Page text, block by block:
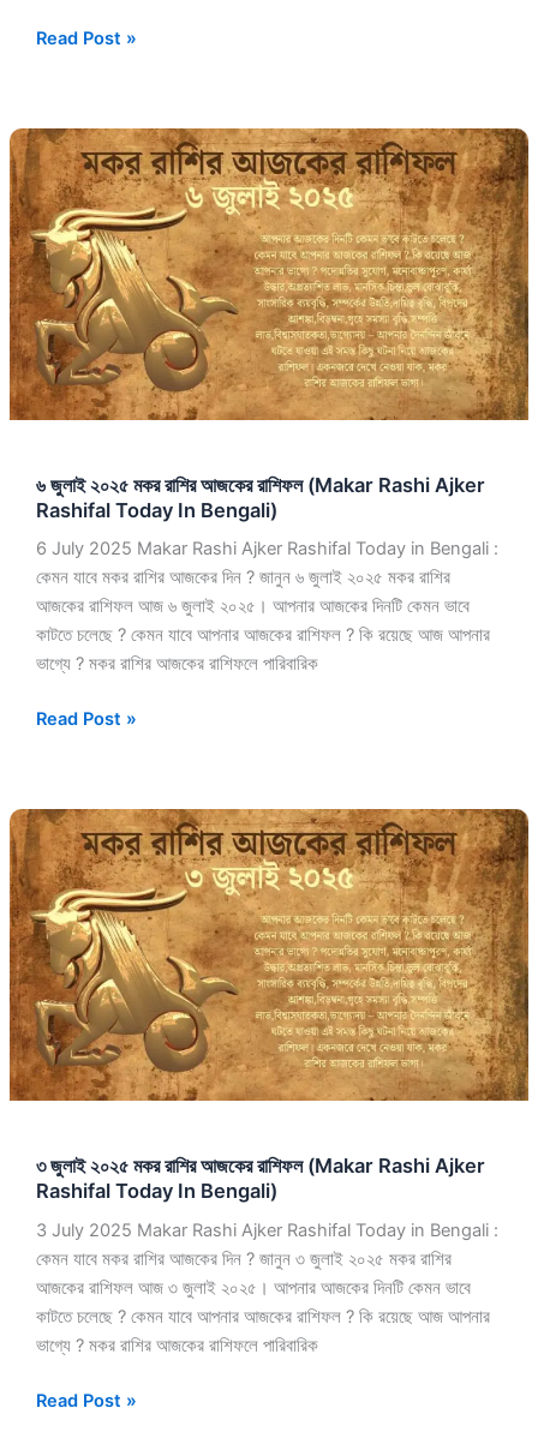
Read Post »
৬ জুলাই ২০২৫ মকর রাশির আজকের রাশিফল (Makar Rashi Ajker
Rashifal Today In Bengali)
6 July 2025 Makar Rashi Ajker Rashifal Today in Bengali :
কেমন যাবে মকর রাশির আজকের দিন ? জানুন ৬ জুলাই ২০২৫ মকর রাশির
আজকের রাশিফল আজ ৬ জুলাই ২০২৫। আপনার আজকের দিনটি কেমন ভাবে
কাটতে চলেছে ? কেমন যাবে আপনার আজকের রাশিফল ? কি রয়েছে আজ আপনার
ভাগ্যে ? মকর রাশির আজকের রাশিফলে পারিবারিক
৬
জুলাই
২০২৫
মকর
রাশির
আজকের
রাশিফল
(Makar
Rashi
Ajker
In
Bengali)
Read Post »
৩ জুলাই ২০২৫ মকর রাশির আজকের রাশিফল (Makar Rashi Ajker
Rashifal Today In Bengali)
3 July 2025 Makar Rashi Ajker Rashifal Today in Bengali :
কেমন যাবে মকর রাশির আজকের দিন ? জানুন ৩ জুলাই ২০২৫ মকর রাশির
আজকের রাশিফল আজ ৩ জুলাই ২০২৫। আপনার আজকের দিনটি কেমন ভাবে
কাটতে চলেছে ? কেমন যাবে আপনার আজকের রাশিফল ? কি রয়েছে আজ আপনার
ভাগ্যে ? মকর রাশির আজকের রাশিফলে পারিবারিক
৩
জুলাই
২০২৫
মকর
রাশির
আজকের
রাশিফল
(Makar
Rashi
Ajker
In
Bengali)
Read Post »